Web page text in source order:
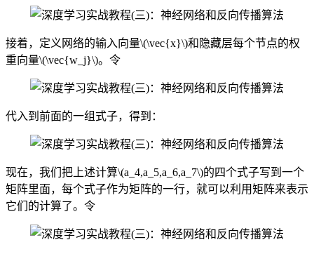
接着，定义网络的输入向量\(\vec{x}\)和隐藏层每个节点的权
重向量\(\vec{w_j}\)。令
代入到前面的一组式子，得到：
现在，我们把上述计算\(a_4,a_5,a_6,a_7\)的四个式子写到一个
矩阵里面，每个式子作为矩阵的一行，就可以利用矩阵来表示
它们的计算了。令